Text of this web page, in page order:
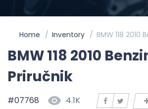
Home Inventory BMW 118 2010
BMW 118 2010
Priručnik
#07768 4.1K